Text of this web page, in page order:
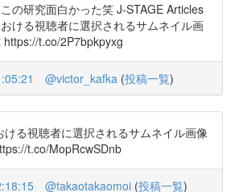
の研究面白かった笑 J-STAGE Articles
ける視聴者に選択されるサムネイル画
t.co/2P7bpkpyxg
@victor_kafka (投稿一覧)
ける視聴者に選択されるサムネイル画像
t.co/MopRcwSDnb
@takaotakaomoi (投稿一覧)